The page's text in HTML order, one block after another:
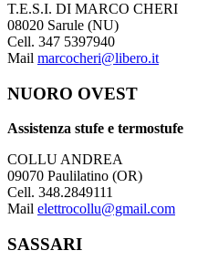
T.E.S.I. DI MARCO CHERI
08020 Sarule (NU)
Cell. 347 5397940
Mail marcocheri@libero.it
NUORO OVEST
Assistenza stufe e termostufe
COLLU ANDREA
09070 Paulilatino (OR)
Cell. 348.2849111
Mail elettrocollu@gmail.com
SASSARI